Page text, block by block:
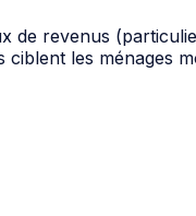
de revenus
ciblent les ménages